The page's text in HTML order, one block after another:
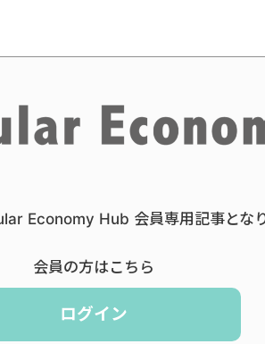
Economy Hub 会員専用記事となり
会員の方はこちら
ログイン